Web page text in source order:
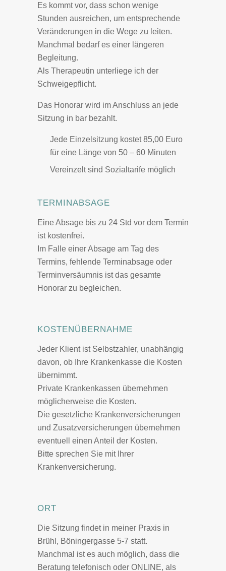
Es kommt vor, dass schon wenige
Stunden ausreichen, um entsprechende
Veränderungen in die Wege zu leiten.
Manchmal bedarf es einer längeren
Begleitung.
Als Therapeutin unterliege ich der
Schweigepflicht.
Das Honorar wird im Anschluss an jede
Sitzung in bar bezahlt.
Jede Einzelsitzung kostet 85,00 Euro
für eine Länge von 50 – 60 Minuten
Vereinzelt sind Sozialtarife möglich
TERMINABSAGE
Eine Absage bis zu 24 Std vor dem Termin
ist kostenfrei.
Im Falle einer Absage am Tag des
Termins, fehlende Terminabsage oder
Terminversäumnis ist das gesamte
Honorar zu begleichen.
KOSTENÜBERNAHME
Jeder Klient ist Selbstzahler, unabhängig
davon, ob Ihre Krankenkasse die Kosten
übernimmt.
Private Krankenkassen übernehmen
möglicherweise die Kosten.
Die gesetzliche Krankenversicherungen
und Zusatzversicherungen übernehmen
eventuell einen Anteil der Kosten.
Bitte sprechen Sie mit Ihrer
Krankenversicherung.
ORT
Die Sitzung findet in meiner Praxis in
Brühl, Böningergasse 5-7 statt.
Manchmal ist es auch möglich, dass die
Beratung telefonisch oder ONLINE, als